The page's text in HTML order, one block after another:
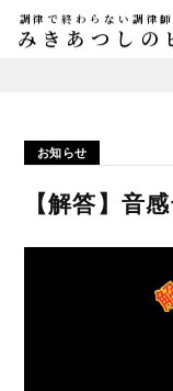
調律で終わらない調律師
みきあつしの
お知らせ
【解答】音